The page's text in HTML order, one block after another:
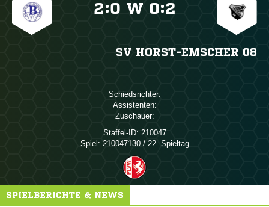
: W :
SV HORST-EMSCHER 08
Schiedsrichter:
Assistenten:
Zuschauer:
Staffel-ID: 210047
Spiel: 210047130 / 22. Spieltag
SPIELBERICHTE & NEWS